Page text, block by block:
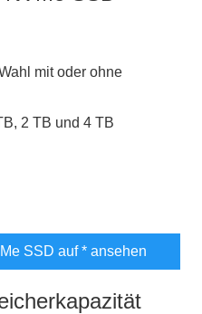
mit oder ohne
2 TB und 4 TB
SSD auf* ansehen